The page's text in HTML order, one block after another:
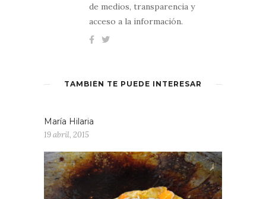
de medios, transparencia y
acceso a la información.
TAMBIÉN TE PUEDE INTERESAR
María Hilaria
19 abril, 2015